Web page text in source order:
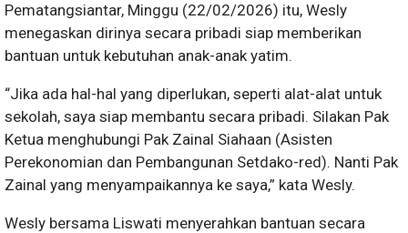
Pematangsiantar, Minggu (22/02/2026) itu, Wesly
menegaskan dirinya secara pribadi siap memberikan
bantuan untuk kebutuhan anak-anak yatim.
“Jika ada hal-hal yang diperlukan, seperti alat-alat untuk
sekolah, saya siap membantu secara pribadi. Silakan Pak
Ketua menghubungi Pak Zainal Siahaan (Asisten
Perekonomian dan Pembangunan Setdako-red). Nanti Pak
Zainal yang menyampaikannya ke saya,” kata Wesly.
Wesly bersama Liswati menyerahkan bantuan secara